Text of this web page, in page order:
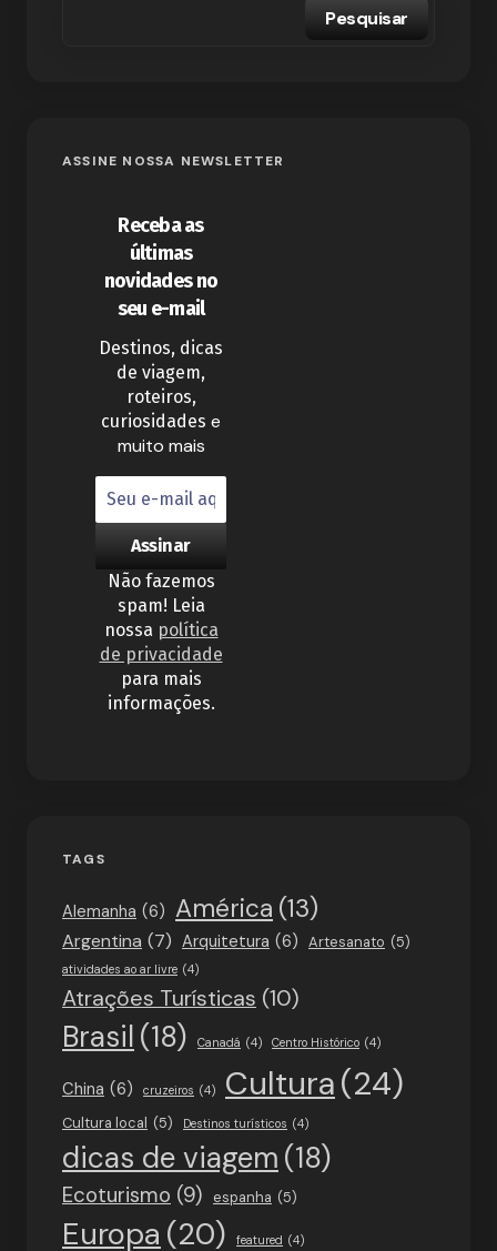
Pesquisar
ASSINE NOSSA NEWSLETTER
Receba as
últimas
novidades no
seu e-mail
Destinos, dicas
de viagem,
roteiros,
curiosidades e
muito mais
Não fazemos
spam! Leia
nossa política
de privacidade
para mais
informações.
TAGS
Alemanha (6) América (13)
Argentina (7) Arquitetura (6) Artesanato (5)
atividades ao ar livre (4)
Atrações Turísticas (10)
Brasil (18) Canadá (4) Centro Histórico (4)
China (6) cruzeiros (4) Cultura(24)
Cultura local (5) Destinos turísticos (4)
dicas de viagem (18)
Ecoturismo (9) espanha (5)
Europa (20) featured (4)